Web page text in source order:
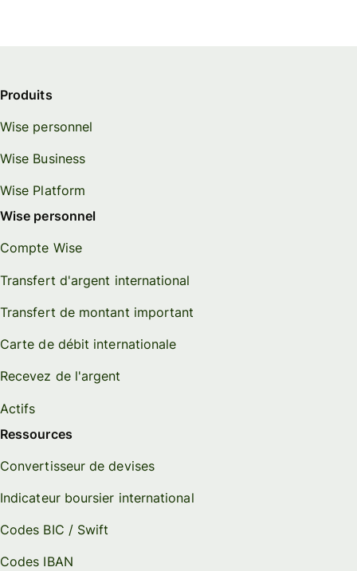
Produits
Wise personnel
Wise Business
Wise Platform
Wise personnel
Compte Wise
Transfert d'argent international
Transfert de montant important
Carte de débit internationale
Recevez de l'argent
Actifs
Ressources
Convertisseur de devises
Indicateur boursier international
Codes BIC / Swift
Codes IBAN